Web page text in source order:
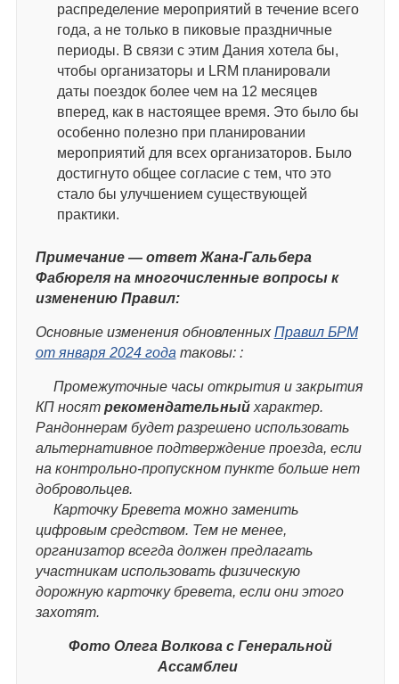
распределение мероприятий в течение всего
года, а не только в пиковые праздничные
периоды. В связи с этим Дания хотела бы,
чтобы организаторы и LRM планировали
даты поездок более чем на 12 месяцев
вперед, как в настоящее время. Это было бы
особенно полезно при планировании
мероприятий для всех организаторов. Было
достигнуто общее согласие с тем, что это
стало бы улучшением существующей
практики.
Примечание — ответ Жана-Гальбера
Фабюреля на многочисленные вопросы к
изменению Правил:
Основные изменения обновленныхПравил БРМ
от января 2024 года таковы: :
Промежуточные часы открытия и закрытия
КП носят рекомендательныйхарактер.
Рандоннерам будет разрешено использовать
альтернативное подтверждение проезда, если
на контрольно-пропускном пункте больше нет
добровольцев.
Карточку Бревета можно заменить
цифровым средством. Тем не менее,
организатор всегда должен предлагать
участникам использовать физическую
дорожную карточку бревета, если они этого
захотят.
Фото Олега Волкова с Генеральной
Ассамблеи